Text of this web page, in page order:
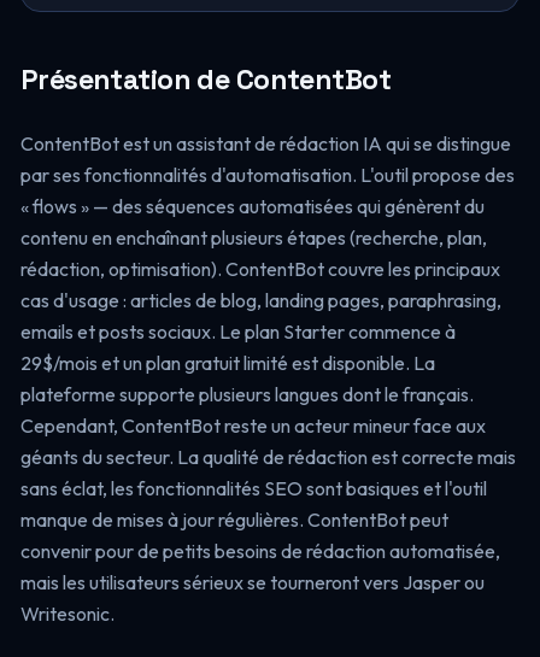
Présentation de ContentBot
ContentBot est un assistant de rédaction IA qui se distingue
par ses fonctionnalités d'automatisation. L'outil propose des
« flows » — des séquences automatisées qui génèrent du
contenu en enchaînant plusieurs étapes (recherche, plan,
rédaction, optimisation). ContentBot couvre les principaux
cas d'usage : articles de blog, landing pages, paraphrasing,
emails et posts sociaux. Le plan Starter commence à
29$/mois et un plan gratuit limité est disponible. La
plateforme supporte plusieurs langues dont le français.
Cependant, ContentBot reste un acteur mineur face aux
géants du secteur. La qualité de rédaction est correcte mais
sans éclat, les fonctionnalités SEO sont basiques et l'outil
manque de mises à jour régulières. ContentBot peut
convenir pour de petits besoins de rédaction automatisée,
mais les utilisateurs sérieux se tourneront vers Jasper ou
Writesonic.